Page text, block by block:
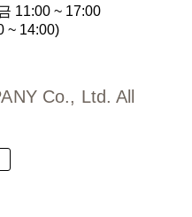
11:00 ~ 17:00
~ 14:00)
Co., Ltd. All